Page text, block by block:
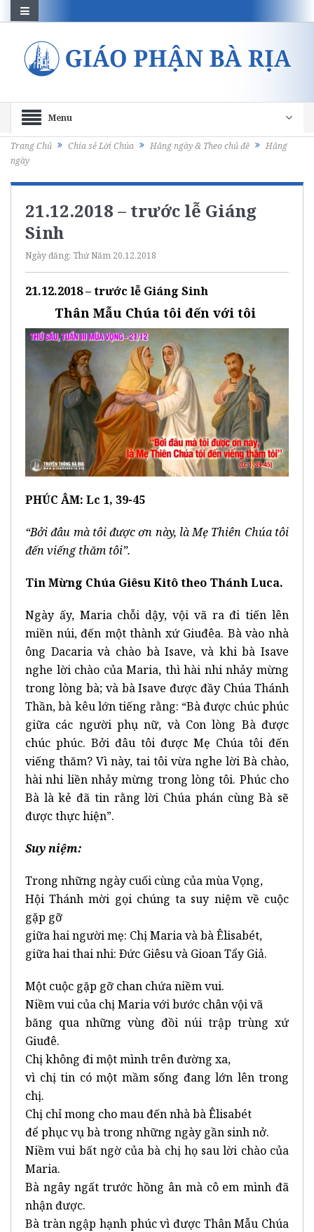
Menu
Trang Chủ Chia sẻ Lời Chúa Hằng ngày & Theo chủ đề
Hằng
ngày
21.12.2018 – trước lễ Giáng
Sinh
Ngày đăng: Thứ Năm 20.12.2018
21.12.2018 – trước lễ Giáng Sinh
Thân Mẫu Chúa tôi đến với tôi
PHÚC ÂM: Lc 1, 39-45
“Bởi đâu mà tôi được ơn này, là Mẹ Thiên Chúa tôi
đến viếng thăm tôi”.
Tin Mừng Chúa Giêsu Kitô theo Thánh Luca.
Ngày ấy, Maria chỗi dậy, vội vã ra đi tiến lên
miền núi, đến một thành xứ Giuđêa. Bà vào nhà
ông Dacaria và chào bà Isave, và khi bà Isave
nghe lời chào của Maria, thì hài nhi nhảy mừng
trong lòng bà; và bà Isave được đầy Chúa Thánh
Thần, bà kêu lớn tiếng rằng: “Bà được chúc phúc
giữa các người phụ nữ, và Con lòng Bà được
chúc phúc. Bởi đâu tôi được Mẹ Chúa tôi đến
viếng thăm? Vì này, tai tôi vừa nghe lời Bà chào,
hài nhi liền nhảy mừng trong lòng tôi. Phúc cho
Bà là kẻ đã tin rằng lời Chúa phán cùng Bà sẽ
được thực hiện”.
Suy niệm:
Trong những ngày cuối cùng của mùa Vọng,
Hội Thánh mời gọi chúng ta suy niệm về cuộc
gặp gỡ
giữa hai người mẹ: Chị Maria và bà Êlisabét,
giữa hai thai nhi: Ðức Giêsu và Gioan Tẩy Giả.
Một cuộc gặp gỡ chan chứa niềm vui.
Niềm vui của chị Maria với bước chân vội vã
băng qua những vùng đồi núi trập trùng xứ
Giuđê.
Chị không đi một mình trên đường xa,
vì chị tin có một mầm sống đang lớn lên trong
chị.
Chị chỉ mong cho mau đến nhà bà Êlisabét
để phục vụ bà trong những ngày gần sinh nở.
Niềm vui bất ngờ của bà chị họ sau lời chào của
Maria.
Bà ngây ngất trước hồng ân mà cô em mình đã
nhận được.
Bà tràn ngập hạnh phúc vì được Thân Mẫu Chúa